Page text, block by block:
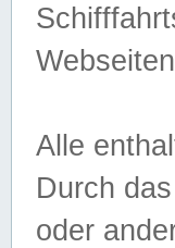
Alle
Durch
oder